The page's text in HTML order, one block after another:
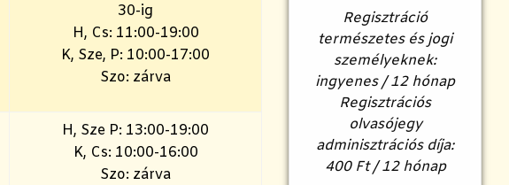
30-ig
H, Cs: 11:00-19:00
K, Sze, P: 10:00-17:00
Szo: zárva
H, Sze P: 13:00-19:00
K, Cs: 10:00-16:00
Szo: zárva
Regisztráció
természetes és jogi
személyeknek:
ingyenes / 12 hónap
Regisztrációs
olvasójegy
adminisztrációs díja:
400 Ft / 12 hónap